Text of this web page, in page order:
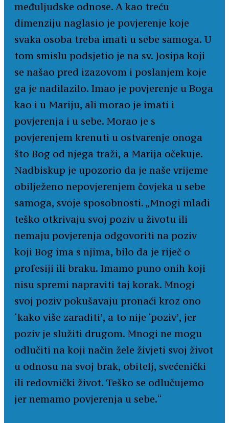
međuljudske odnose. A kao treću
dimenziju naglasio je povjerenje koje
svaka osoba treba imati u sebe samoga. U
tom smislu podsjetio je na sv. Josipa koji
se našao pred izazovom i poslanjem koje
ga je nadilazilo. Imao je povjerenje u Boga
kao i u Mariju, ali morao je imati i
povjerenja i u sebe. Morao je s
povjerenjem krenuti u ostvarenje onoga
što Bog od njega traži, a Marija očekuje.
Nadbiskup je upozorio da je naše vrijeme
obilježeno nepovjerenjem čovjeka u sebe
samoga, svoje sposobnosti. „Mnogi mladi
teško otkrivaju svoj poziv u životu ili
nemaju povjerenja odgovoriti na poziv
koji Bog ima s njima, bilo da je riječ o
profesiji ili braku. Imamo puno onih koji
nisu spremi napraviti taj korak. Mnogi
svoj poziv pokušavaju pronaći kroz ono
‘kako više zaraditi’, a to nije ‘poziv’, jer
poziv je služiti drugom. Mnogi ne mogu
odlučiti na koji način žele živjeti svoj život
u odnosu na svoj brak, obitelj, svećenički
ili redovnički život. Teško se odlučujemo
jer nemamo povjerenja u sebe.“